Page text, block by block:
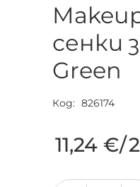
сенки
Green
Код 826174
11,24 €/